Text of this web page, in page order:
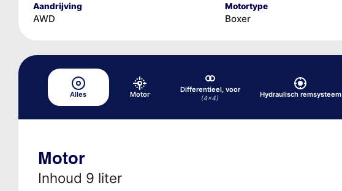
Aandrijving
AWD
Motortype
Boxer
Alles Motor
Differentieel, voor
(4x4) Hydraulisch remsysteem
Motor
Inhoud 9 liter